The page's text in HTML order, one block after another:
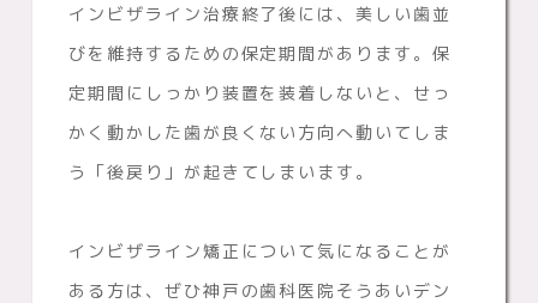
インビザライン治療終了後には、美しい歯並
びを維持するための保定期間があります。保
定期間にしっかり装置を装着しないと、せっ
かく動かした歯が良くない方向へ動いてしま
う「後戻り」が起きてしまいます。
インビザライン矯正について気になることが
ある方は、ぜひ神戸の歯科医院そうあいデン